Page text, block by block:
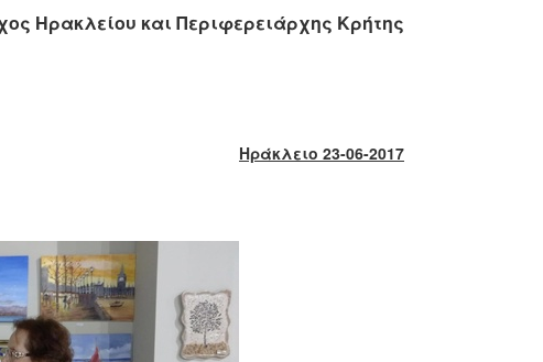
Ηρακλείου και Περιφερειάρχης Κρήτης
Ηράκλειο 23-06-2017